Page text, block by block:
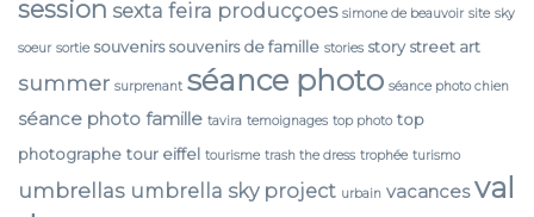
session sexta feira producçoes simone de beauvoir site sky
soeur sortie souvenirs souvenirs de famille stories story street art
summer surprenant séance photo séance photo chien
séance photo famille tavira temoignages top photo top
photographe tour eiffel tourisme trash the dress trophée turismo
umbrellas umbrella sky project urbain vacances val